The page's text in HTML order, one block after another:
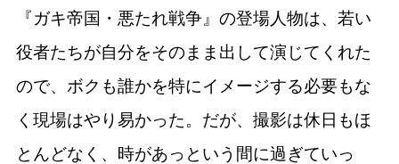
『ガキ帝国・悪たれ戦争』の登場人物は、若い
役者たちが自分をそのまま出して演じてくれた
ので、ボクも誰かを特にイメージする必要もな
く現場はやり易かった。だが、撮影は休日もほ
とんどなく、時があっという間に過ぎていっ